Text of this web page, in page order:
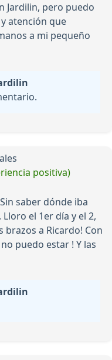
Jardilin, pero puedo
atención que
a mi pequeño
positiva)
saber dónde iba
el 1er día y el 2,
brazos a Ricardo! Con
puedo estar ! Y las